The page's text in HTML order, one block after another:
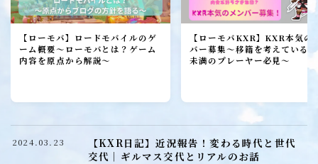
加入者レポート
ローモバ攻略
建設
研究
【ローモバ】ロードモバイルのゲ
ーム概要～ローモバとは？ゲーム
内容を原点から解説～
【ローモバKXR】KXR本気の
バー募集～移籍を考えている
未満のプレーヤー必見～
【KXR日記】近況報告！変わる時代と世代
交代｜ギルマス交代とリアルのお話
2024.03.23